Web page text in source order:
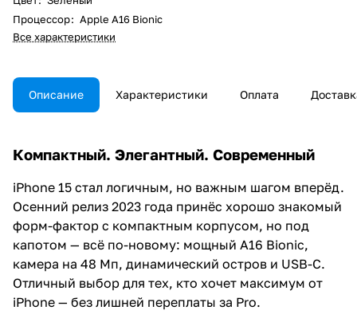
Процессор: Apple A16 Bionic
Все характеристики
Описание Характеристики Оплата
Компактный. Элегантный. Современный
iPhone 15 стал логичным, но важным шагом вперёд.
Осенний релиз 2023 года принёс хорошо знакомый
форм-фактор с компактным корпусом, но под
капотом — всё по-новому: мощный A16 Bionic,
камера на 48 Мп, динамический остров и USB-C.
Отличный выбор для тех, кто хочет максимум от
iPhone — без лишней переплаты за Pro.